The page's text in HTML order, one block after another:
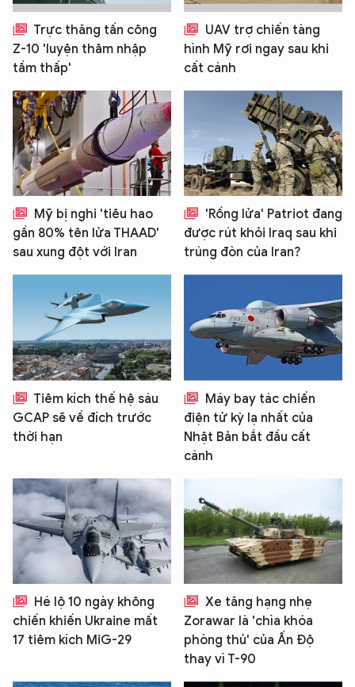
Trực thăng tấn công
Z-10 'luyện thâm nhập
tầm thấp'
UAV trợ chiến tàng
hình Mỹ rơi ngay sau khi
cất cánh
Mỹ bị nghi 'tiêu hao
gần 80% tên lửa THAAD'
sau xung đột với Iran
'Rồng lửa' Patriot đang
được rút khỏi Iraq sau khi
trúng đòn của Iran?
Tiêm kích thế hệ sáu
GCAP sẽ về đích trước
thời hạn
Máy bay tác chiến
điện tử kỳ lạ nhất của
Nhật Bản bắt đầu cất
cánh
Hé lộ 10 ngày không
chiến khiến Ukraine mất
17 tiêm kích MiG-29
Xe tăng hạng nhẹ
Zorawar là 'chìa khóa
phòng thủ' của Ấn Độ
thay vì T-90